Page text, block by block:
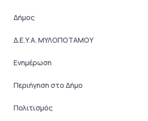
Δήμος
Δ.Ε.Υ.Α. ΜΥΛΟΠΟΤΑΜΟΥ
Ενημέρωση
Περιήγηση στο Δήμο
Πολιτισμός